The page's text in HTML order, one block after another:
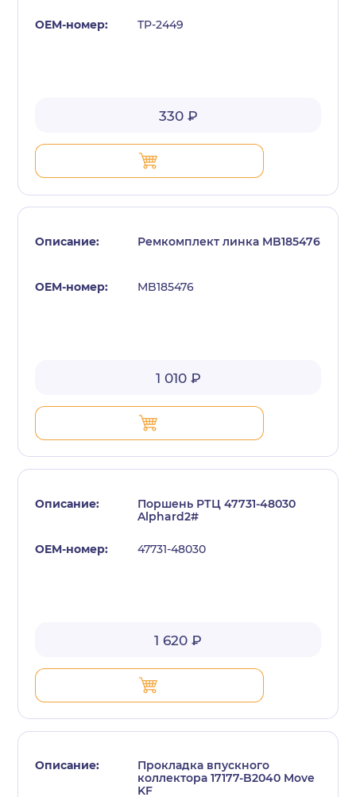
TP-2449
330 ₽
Ремкомплект линка MB185476
MB185476
1 010 ₽
Поршень РТЦ 47731-48030
Alphard2#
47731-48030
1 620 ₽
Прокладка впускного
коллектора 17177-B2040 Move
KF